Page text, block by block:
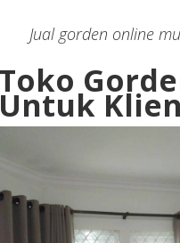
Jual gorden online
Toko
Untuk